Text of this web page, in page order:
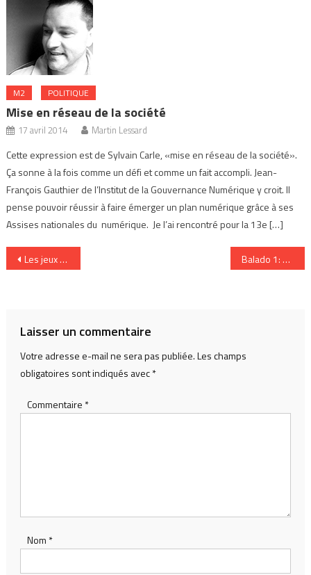
M2 POLITIQUE
Mise en réseau de la société
17 avril 2014 Martin Lessard
Cette expression est de Sylvain Carle, «mise en réseau de la société».
Ça sonne à la fois comme un défi et comme un fait accompli. Jean-
François Gauthier de l’Institut de la Gouvernance Numérique y croit. Il
pense pouvoir réussir à faire émerger un plan numérique grâce à ses
Assises nationales du numérique. Je l’ai rencontré pour la 13e […]
Navigation
Les jeux vidéos comme «10e Art» Balado 1: La tablette
Laisser un commentaire
Votre adresse e-mail ne sera pas publiée.Les champs
obligatoires sont indiqués avec*
Commentaire *
Nom *